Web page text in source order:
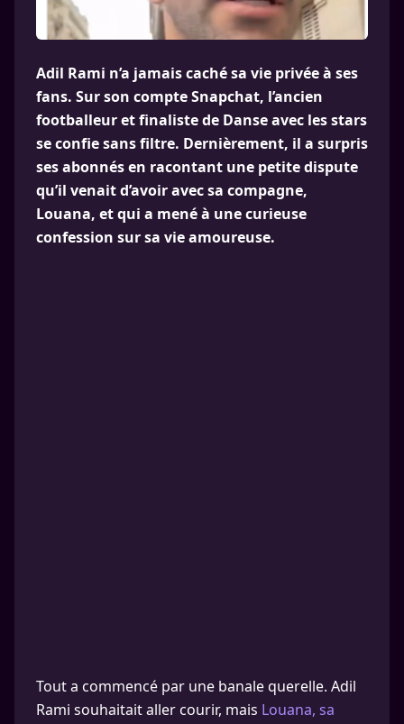
Adil Rami n’a jamais caché sa vie privée à ses
fans. Sur son compte Snapchat, l’ancien
footballeur et finaliste de Danse avec les stars
se confie sans filtre. Dernièrement, il a surpris
ses abonnés en racontant une petite dispute
qu’il venait d’avoir avec sa compagne,
Louana, et qui a mené à une curieuse
confession sur sa vie amoureuse.
Tout a commencé par une banale querelle. Adil
Rami souhaitait aller courir, mais Louana, sa